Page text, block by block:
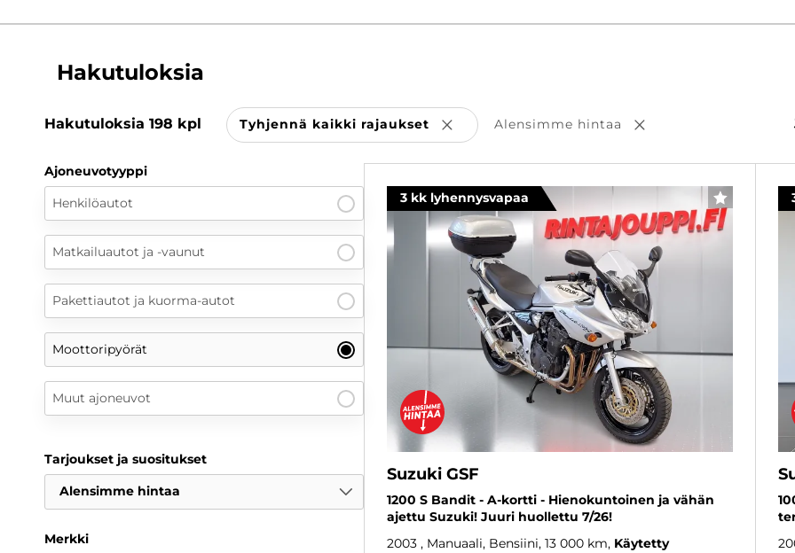
Hakutuloksia
Hakutuloksia 198 kpl Tyhjennä kaikki rajaukset Poista valinta
Alensimme hintaa Poista valinta
Ajoneuvotyyppi
Henkilöautot
Matkailuautot ja -vaunut
Pakettiautot ja kuorma-autot
Moottoripyörät
Muut ajoneuvot
Tarjoukset ja suositukset
Alensimme hintaa
Merkki
3 kk lyhennysvapaa SUOSIKKI
Suzuki GSF
1200 S Bandit - A-kortti - Hienokuntoinen ja vähän
ajettu Suzuki! Juuri huollettu 7/26!
2003 , Manuaali, Bensiini, 13 000 km Käytetty